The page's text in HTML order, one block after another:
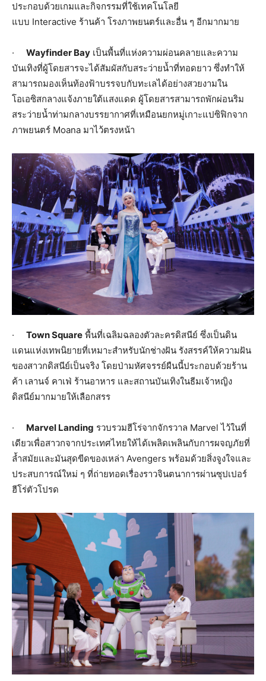
ประกอบด้วยเกมและกิจกรรมที่ใช้เทคโนโลยี
แบบ Interactive ร้านค้า โรงภาพยนตร์และอื่น ๆ อีกมากมาย
· Wayfinder Bay เป็นพื้นที่แห่งความผ่อนคลายและความ
บันเทิงที่ผู้โดยสารจะได้สัมผัสกับสระว่ายน้ำที่ทอดยาว ซึ่งทำให้
สามารถมองเห็นท้องฟ้าบรรจบกับทะเลได้อย่างสวยงามใน
โอเอซิสกลางแจ้งภายใต้แสงแดด ผู้โดยสารสามารถพักผ่อนริม
สระว่ายน้ำท่ามกลางบรรยากาศที่เหมือนยกหมู่เกาะแปซิฟิกจาก
ภาพยนตร์ Moana มาไว้ตรงหน้า
· Town Square พื้นที่เฉลิมฉลองตัวละครดิสนีย์ ซึ่งเป็นดิน
แดนแห่งเทพนิยายที่เหมาะสำหรับนักช่างฝัน รังสรรค์ให้ความฝัน
ของสาวกดิสนีย์เป็นจริง โดยป่ามหัศจรรย์ผืนนี้ประกอบด้วยร้าน
ค้า เลานจ์ คาเฟ่ ร้านอาหาร และสถานบันเทิงในธีมเจ้าหญิง
ดิสนีย์มากมายให้เลือกสรร
· Marvel Landing รวบรวมฮีโร่จากจักรวาล Marvel ไว้ในที่
เดียวเพื่อสาวกจากประเทศไทยให้ได้เพลิดเพลินกับการผจญภัยที่
ล้ำสมัยและมันสุดขีดของเหล่า Avengers พร้อมด้วยสิ่งจูงใจและ
ประสบการณ์ใหม่ ๆ ที่ถ่ายทอดเรื่องราวจินตนาการผ่านซุปเปอร์
ฮีโร่ตัวโปรด